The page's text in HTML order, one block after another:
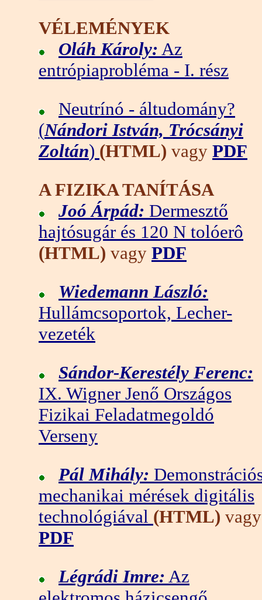
VÉLEMÉNYEK
Oláh Károly: Az
entrópiaprobléma - I. rész
Neutrínó - áltudomány?
(Nándori István, Trócsányi
Zoltán) (HTML) vagy PDF
A FIZIKA TANÍTÁSA
Joó Árpád: Dermesztő
hajtósugár és 120 N tolóerô
(HTML) vagy PDF
Wiedemann László:
Hullámcsoportok, Lecher-
vezeték
Sándor-Kerestély Ferenc:
IX. Wigner Jenő Országos
Fizikai Feladatmegoldó
Verseny
Pál Mihály:
mechanikai mérések digitális
technológiával (HTML) vagy
PDF
Légrádi Imre: Az